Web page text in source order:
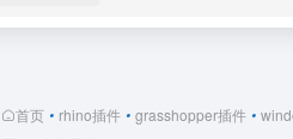
首页 • rhino插件 • grasshopper插件 •